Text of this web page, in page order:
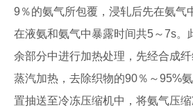
9％的氨气所包覆，浸轧后先在氨气
在液氨和氨气中暴露时间共5～7s。
余部分中进行加热处理，先经合成
蒸汽加热，去除织物的90％～95%
置抽送至冷冻压缩机中，将氨气压